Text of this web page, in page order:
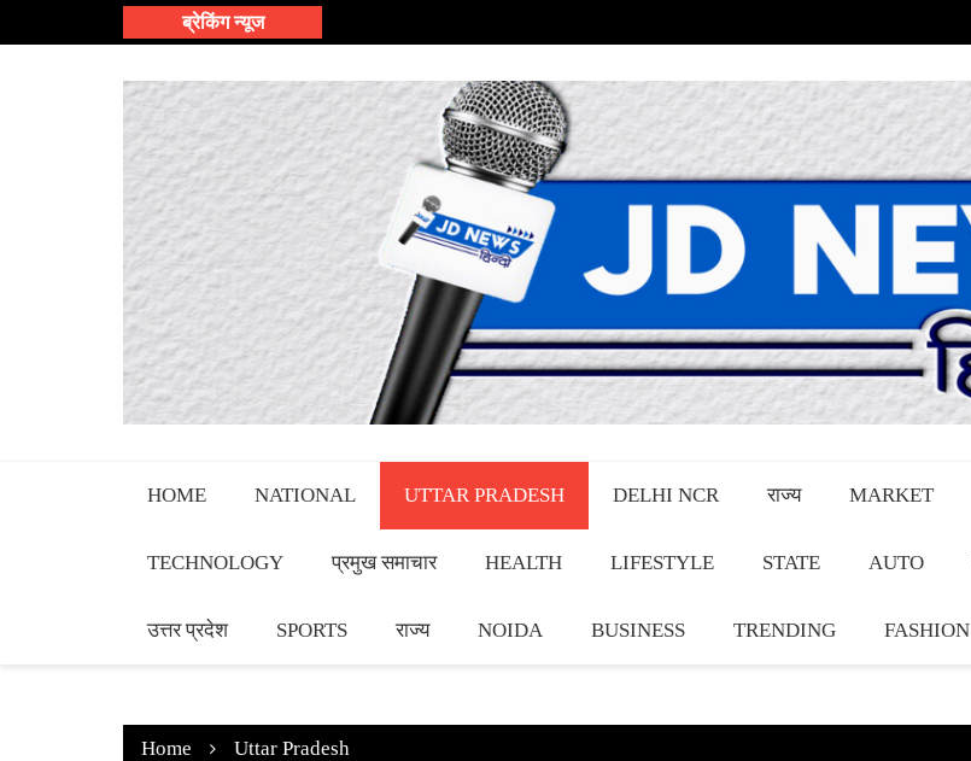
to
ब्रेकिंग न्यूज
HOME NATIONAL UTTAR PRADESH DELHI NCR राज्य MARKET
TECHNOLOGY प्रमुख समाचार HEALTH LIFESTYLE STATE AUTO
उत्तर प्रदेश SPORTS राज्य NOIDA BUSINESS TRENDING FASHION
Home Uttar Pradesh